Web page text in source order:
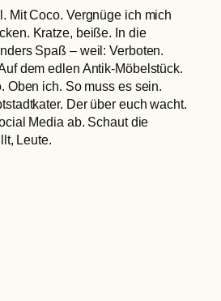
Mit Coco. Vergnüge ich mich
Kratze, beiße. In die
Spaß – weil: Verboten.
dem edlen Antik-Möbelstück.
Oben ich. So muss es sein.
Der über euch wacht.
Media ab. Schaut die
Leute.